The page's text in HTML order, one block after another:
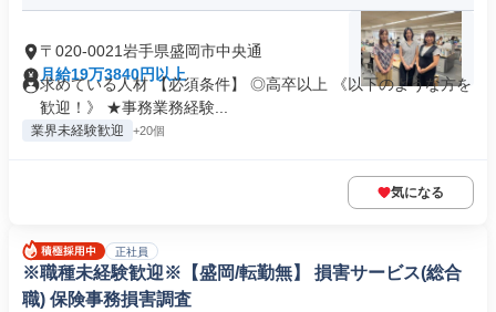
〒020-0021岩手県盛岡市中央通
月給19万3840円以上
求めている人材 【必須条件】 ◎高卒以上 《以下のような方を
歓迎！》 ★事務業務経験...
業界未経験歓迎 +20個
気になる
正社員
※職種未経験歓迎※【盛岡/転勤無】 損害サービス(総合
職) 保険事務損害調査